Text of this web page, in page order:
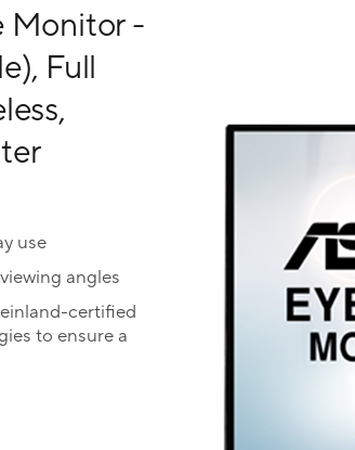
Monitor -
Full
use
angles
certified
to ensure a